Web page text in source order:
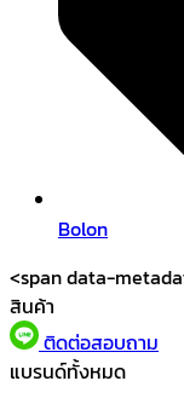
Bolon
<span data-
สินค้า
ติดต่อสอบถาม
แบรนด์ทั้งหมด